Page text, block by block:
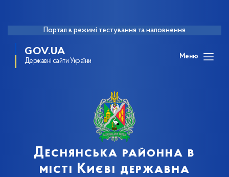
Портал в режимі тестування та наповнення
GOV.UA
Державні сайти України
Меню
Деснянська районна в
місті Києві державна